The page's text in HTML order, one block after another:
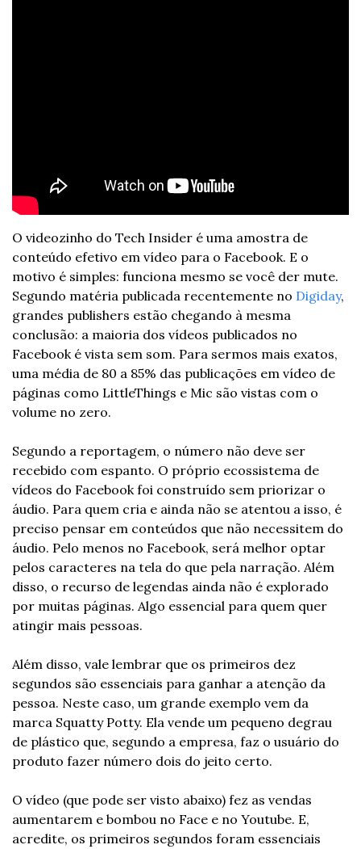
O videozinho do Tech Insider é uma amostra de
conteúdo efetivo em vídeo para o Facebook. E o
motivo é simples: funciona mesmo se você der mute.
Segundo matéria publicada recentemente no Digiday,
grandes publishers estão chegando à mesma
conclusão: a maioria dos vídeos publicados no
Facebook é vista sem som. Para sermos mais exatos,
uma média de 80 a 85% das publicações em vídeo de
páginas como LittleThings e Mic são vistas com o
volume no zero.
Segundo a reportagem, o número não deve ser
recebido com espanto. O próprio ecossistema de
vídeos do Facebook foi construído sem priorizar o
áudio. Para quem cria e ainda não se atentou a isso, é
preciso pensar em conteúdos que não necessitem do
áudio. Pelo menos no Facebook, será melhor optar
pelos caracteres na tela do que pela narração. Além
disso, o recurso de legendas ainda não é explorado
por muitas páginas. Algo essencial para quem quer
atingir mais pessoas.
Além disso, vale lembrar que os primeiros dez
segundos são essenciais para ganhar a atenção da
pessoa. Neste caso, um grande exemplo vem da
marca Squatty Potty. Ela vende um pequeno degrau
de plástico que, segundo a empresa, faz o usuário do
produto fazer número dois do jeito certo.
O vídeo (que pode ser visto abaixo) fez as vendas
aumentarem e bombou no Face e no Youtube. E,
acredite, os primeiros segundos foram essenciais